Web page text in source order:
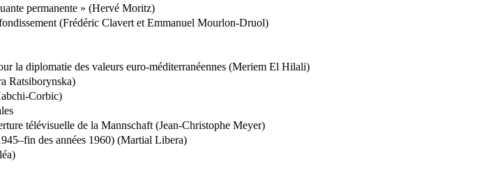
permanente » (Hervé Moritz)
(Frédéric Clavert et Emmanuel Mourlon-Druol)
la diplomatie des valeurs euro-méditerranéennes (Meriem El Hilali)
Ratsiborynska)
Corbic)
télévisuelle de la Mannschaft (Jean-Christophe Meyer)
des années 1960) (Martial Libera)